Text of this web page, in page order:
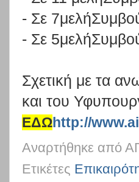
- Σε
- Σε
Σχετική με τα
και του
ΕΔΩhttp://
Αναρτήθηκε από
Ετικέτες